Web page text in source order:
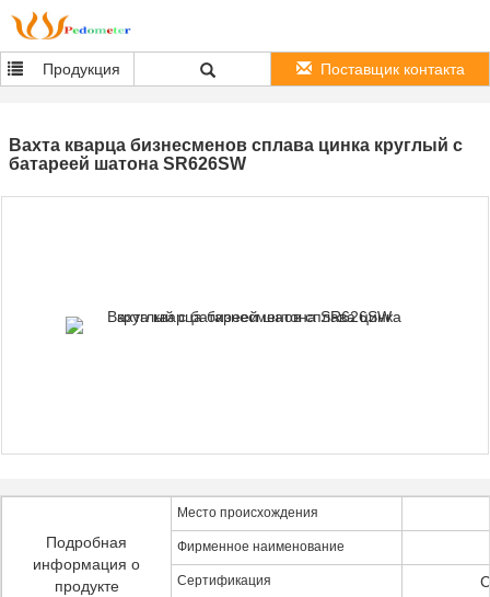
Продукция Поставщик контакта
Вахта кварца бизнесменов сплава цинка круглый с
батареей шатона SR626SW
Подробная
информация о
продукте
Место происхождения
Фирменное наименование
Сертификация